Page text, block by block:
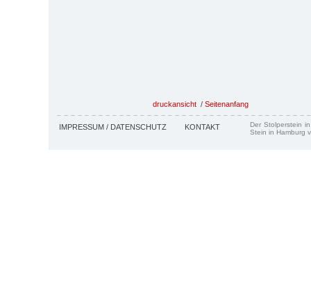
druckansicht / Seitenanfang
IMPRESSUM / DATENSCHUTZ KONTAKT
Der Stolperstein
Stein in Hamburg